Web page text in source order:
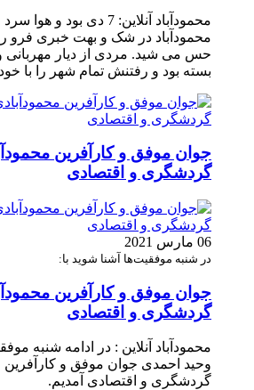
محمودآباد آنلاین: 7 دی بود
محمودآباد در شک و بهت خبری فرو
حس می شید. مردی از دیار مهربانی
بسته بود و رفتنش تمام شهر را با
جوان موفق و کارآفرین
گردشگری و اقتصادی
06 مارس 2021
در شنبه موفقیت‌ها آشنا شوید با:
جوان موفق و کارآفرین
گردشگری و اقتصادی
محمودآباد آنلاین : در ادامه شنبه
وحید احمدی جوان موفق و کارآفرین
گردشگری و اقتصادی آمدیم.